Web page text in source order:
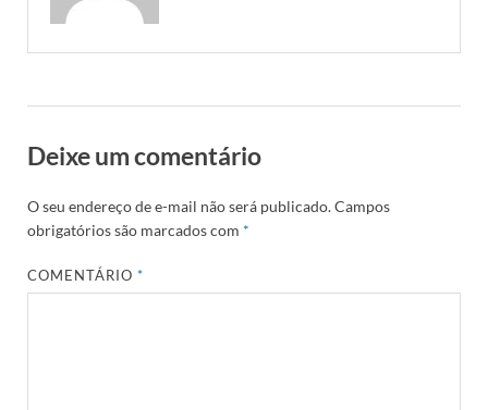
Deixe um comentário
O seu endereço de e-mail não será publicado.Campos
obrigatórios são marcados com *
COMENTÁRIO*